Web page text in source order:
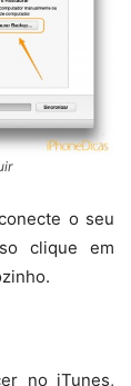
o seu
clique em
no iTunes,